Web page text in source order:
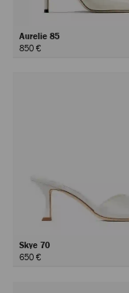
Aurelie 85
850 €
Skye 70
650 €